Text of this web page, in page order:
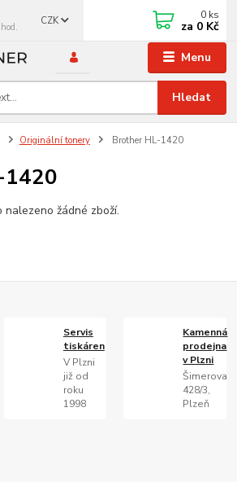
Menu
CZK
Hledat
0 ks
za 0 Kč
Originální tonery Brother HL-1420
žádné zboží.
Servis
tiskáren
V Plzni
již od
roku
1998
Kamenná
prodejna
v Plzni
Šimerova
428/3,
Plzeň